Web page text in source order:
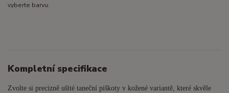
vyberte barvu:
Kompletní specifikace
Zvolte si precizně ušité taneční piškoty v kožené variantě, které skvěle